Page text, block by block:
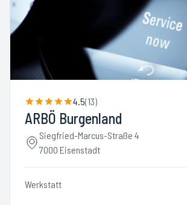
4.5(13)
ARBÖ Burgenland
Siegfried-Marcus-Straße 4
7000 Eisenstadt
Werkstatt